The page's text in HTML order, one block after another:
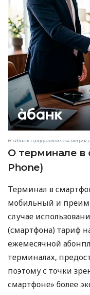
В àбанк продолжается
О терминале в
Phone)
Терминал в
мобильный и
случае
(смартфона) тариф
ежемесячной
терминалах,
поэтому с точки
смартфоне» более